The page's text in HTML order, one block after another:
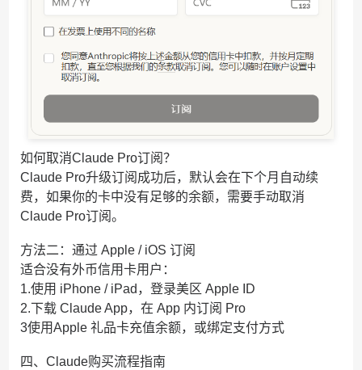
如何取消Claude Pro订阅？
Claude Pro升级订阅成功后，默认会在下个月自动续
费，如果你的卡中没有足够的余额，需要手动取消
Claude Pro订阅。
方法二：通过 Apple / iOS 订阅
适合没有外币信用卡用户：
1.使用 iPhone / iPad，登录美区 Apple ID
2.下载 Claude App，在 App 内订阅 Pro
3使用Apple 礼品卡充值余额，或绑定支付方式
四、Claude购买流程指南